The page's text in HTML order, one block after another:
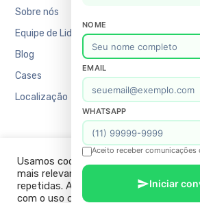
Sobre nós
Equipe de Liderança
Blog
Cases
Localização
Recursos
Blog
Contato
FAQ
Política
Usamos cookies em nosso site para
mais relevante, lembrando suas
repetidas. Ao clicar em “ACEITAR
com o uso de TODOS os cookies. No
NOME
EMAIL
WHATSAPP
Aceito receber comunicações
Iniciar